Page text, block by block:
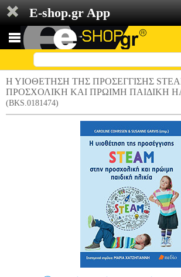
E-shop.gr App
Η ΥΙΟΘΕΤΗΣΗ ΤΗΣ ΠΡΟΣΕΓΓΙΣΗΣ
ΠΡΟΣΧΟΛΙΚΗ ΚΑΙ ΠΡΩΙΜΗ ΠΑΙΔΙΚΗ
(BKS.0181474)